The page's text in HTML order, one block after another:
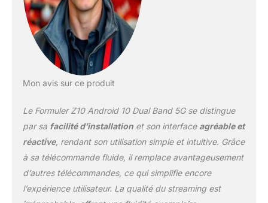
Mon avis sur ce produit
Le Formuler Z10 Android 10 Dual Band 5G se distingue
par sa facilité d’installationet son interface agréable et
réactive, rendant son utilisation simple et intuitive. Grâce
à sa télécommande fluide, il remplace avantageusement
d’autres télécommandes, ce qui simplifie encore
l’expérience utilisateur. La qualité du streaming est